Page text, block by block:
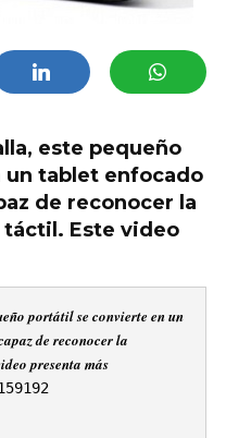
este pequeño
tablet enfocado
de reconocer la
táctil. Este video
portátil se convierte en un
de reconocer la
presenta más